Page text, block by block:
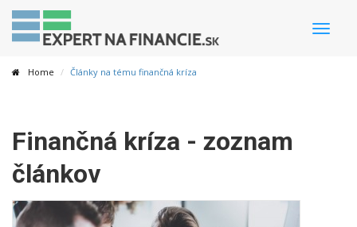
Toggle
Home Články na tému finančná kríza
Finančná kríza - zoznam
článkov